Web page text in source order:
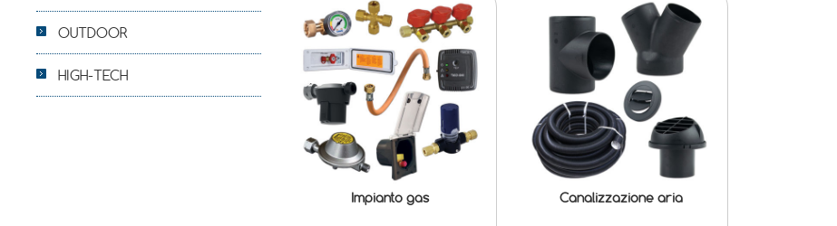
Impianto gas Canalizzazione aria
OUTDOOR
HIGH-TECH